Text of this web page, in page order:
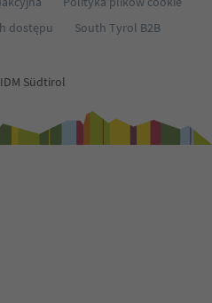
dostępu South Tyrol B2B
Südtirol